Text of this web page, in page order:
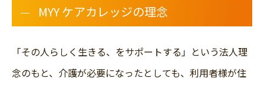
MYY ケアカレッジの理念
「その人らしく生きる、をサポートする」という法人理
念のもと、介護が必要になったとしても、利用者様が住